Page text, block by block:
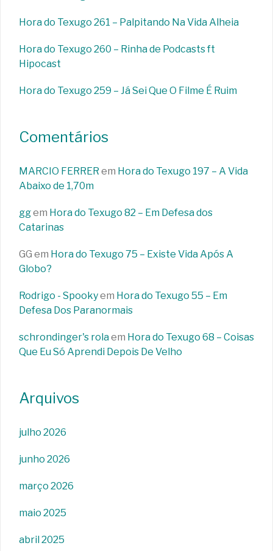
Hora do Texugo 261 – Palpitando Na Vida Alheia
Hora do Texugo 260 – Rinha de Podcasts ft
Hipocast
Hora do Texugo 259 – Já Sei Que O Filme É Ruim
Comentários
MARCIO FERRER em Hora do Texugo 197 – A Vida
Abaixo de 1,70m
ggem Hora do Texugo 82 – Em Defesa dos
Catarinas
GG em Hora do Texugo 75 – Existe Vida Após A
Globo?
Rodrigo - Spookyem Hora do Texugo 55 – Em
Defesa Dos Paranormais
schrondinger's rolaem Hora do Texugo 68 – Coisas
Que Eu Só Aprendi Depois De Velho
Arquivos
julho 2026
junho 2026
março 2026
maio 2025
abril 2025